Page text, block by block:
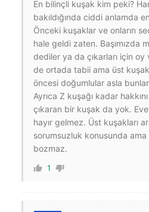
En bilinçli kuşak kim peki?
bakıldığında ciddi anlamda
Önceki kuşaklar ve onların
hale geldi zaten. Başımızda
dediler ya da çıkarları için
de ortada tabii ama üst
öncesi doğumlular asla
Ayrıca Z kuşağı kadar
çıkaran bir kuşak da yok.
hayır gelmez. Üst kuşakları
sorumsuzluk konusunda
bozmaz.
1